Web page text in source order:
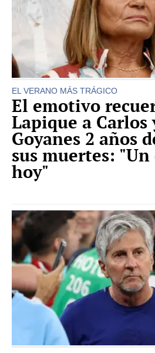
EL VERANO MÁS TRÁGICO
El emotivo
Lapique a
Goyanes 2 años
sus muertes:
hoy"